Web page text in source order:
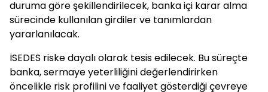
duruma göre şekillendirilecek, banka içi karar alma
sürecinde kullanılan girdiler ve tanımlardan
yararlanılacak.
İSEDES riske dayalı olarak tesis edilecek. Bu süreçte
banka, sermaye yeterliliğini değerlendirirken
öncelikle risk profilini ve faaliyet gösterdiği çevreye